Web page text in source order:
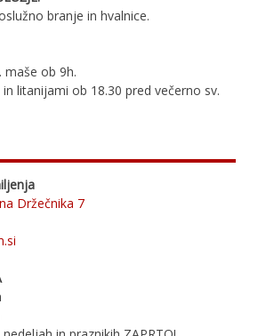
branje in hvalnice.
maše ob 9h.
litanijami ob 18.30 pred večerno sv.
Držečnika 7